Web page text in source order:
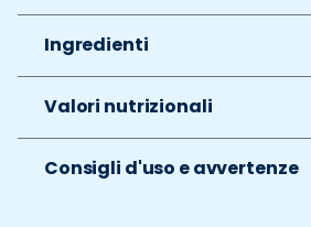
Ingredienti
Valori nutrizionali
Consigli d'uso e avvertenze